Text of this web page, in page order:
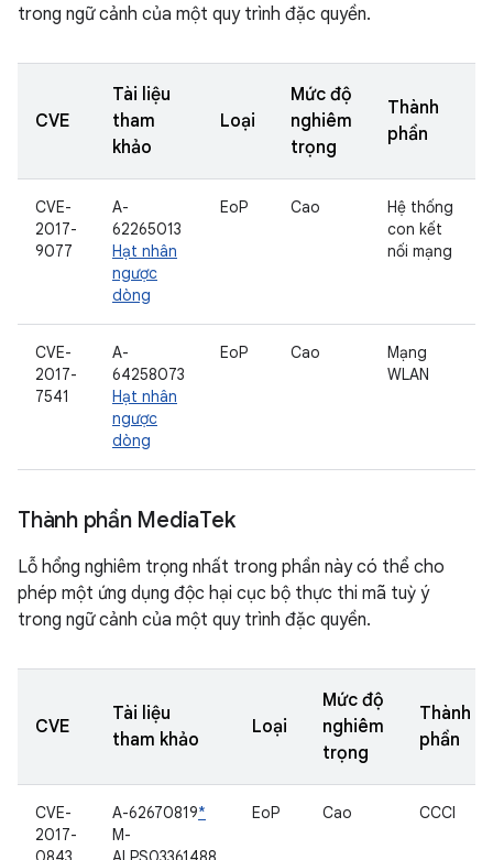
trong ngữ cảnh của một quy trình đặc quyền.
CVE
Tài liệu
tham
khảo
Loại
Mức độ
nghiêm
trọng
Thành
phần
CVE-
2017-
9077
A-
62265013
Hạt nhân
ngược
dòng
EoP Cao
Hệ thống
con kết
nối mạng
CVE-
2017-
7541
A-
64258073
Hạt nhân
ngược
dòng
EoP Cao
Mạng
WLAN
Thành phần MediaTek
Lỗ hổng nghiêm trọng nhất trong phần này có thể cho
phép một ứng dụng độc hại cục bộ thực thi mã tuỳ ý
trong ngữ cảnh của một quy trình đặc quyền.
CVE
Tài liệu
tham khảo
Loại
Mức độ
nghiêm
trọng
Thành
phần
CVE-
2017-
A-62670819*
M-
EoP Cao CCCI